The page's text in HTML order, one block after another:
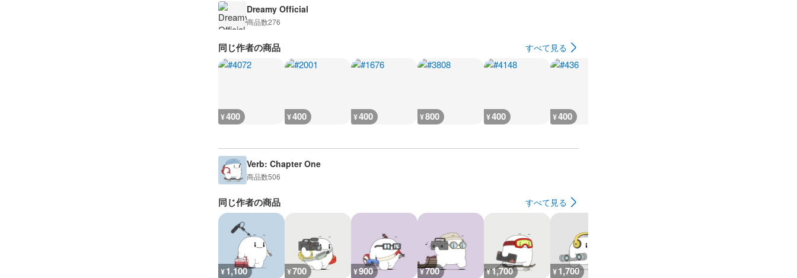
Dreamy Official
商品数276
同じ作者の商品 すべて見る
¥400 ¥400 ¥400 ¥800 ¥400 ¥400
Verb: Chapter One
商品数506
同じ作者の商品 すべて見る
¥1,100 ¥700 ¥900 ¥700 ¥1,700 ¥1,700